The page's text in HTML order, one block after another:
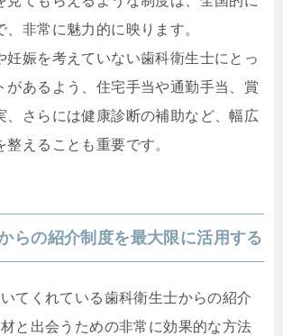
、非常に魅力的に映ります。
妊娠を考えていない歯科衛生士にとっ
があるよう、住宅手当や通勤手当、賞
、さらには健康診断の補助など、幅広
整えることも重要です。
らの紹介制度を最大限に活用する
てくれている歯科衛生士からの紹介
と出会うための非常に効果的な方法